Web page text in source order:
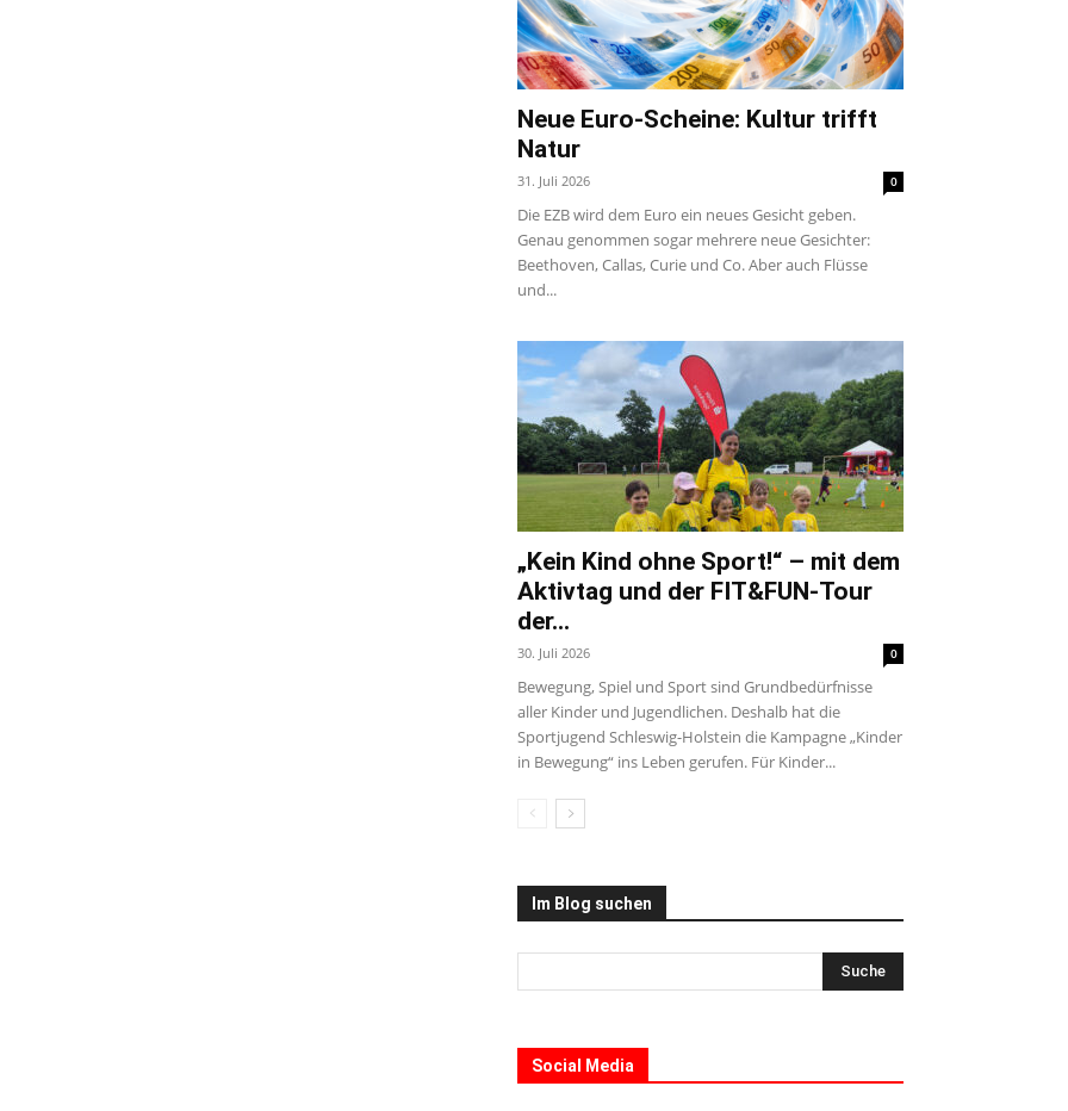
Neue Euro-Scheine: Kultur trifft
Natur
31. Juli 2026 0
Die EZB wird dem Euro ein neues Gesicht geben.
Genau genommen sogar mehrere neue Gesichter:
Beethoven, Callas, Curie und Co. Aber auch Flüsse
und...
„Kein Kind ohne Sport!“ – mit dem
Aktivtag und der FIT&FUN-Tour
der...
30. Juli 2026 0
Bewegung, Spiel und Sport sind Grundbedürfnisse
aller Kinder und Jugendlichen. Deshalb hat die
Sportjugend Schleswig-Holstein die Kampagne „Kinder
in Bewegung“ ins Leben gerufen. Für Kinder...
Im Blog suchen
Social Media